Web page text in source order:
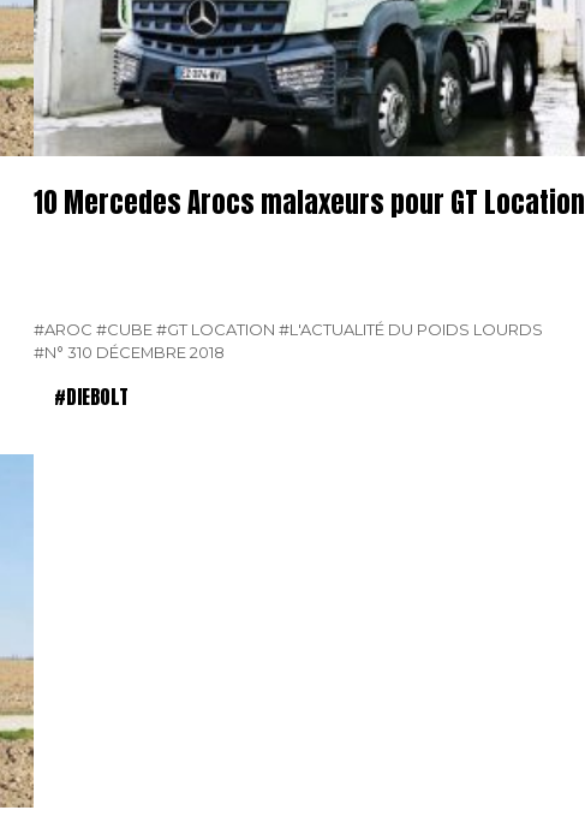
10 Mercedes Arocs malaxeurs pour GT Location
#AROC #CUBE#GT LOCATION #L'ACTUALITÉ DU POIDS LOURDS
#N° 310 DÉCEMBRE 2018
#DIEBOLT